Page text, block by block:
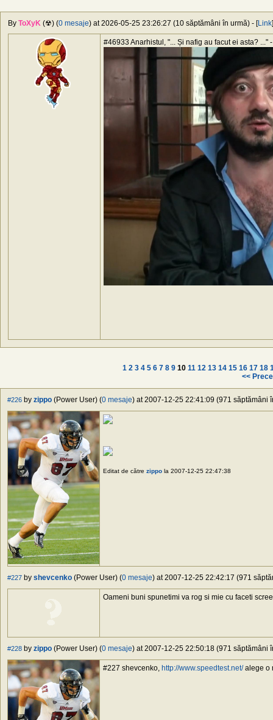
By ToXyK (☢) (0 mesaje) at 2026-05-25 23:26:27 (10 săptămâni în urmă) - [Link]
#46933 Anarhistul, "... Și nafig au facut ei asta? ..." -
1 2 3 4 5 6 7 8 9 10 11 12 13 14 15 16 17 18
<<
#226 by zippo (Power User) (0 mesaje) at 2007-12-25 22:41:09 (971 săptămâni
Editat de către zippo la 2007-12-25 22:47:38
#227 by shevcenko (Power User) (0 mesaje) at 2007-12-25 22:42:17 (971
Oameni buni spunetimi va rog si mie cu faceti
#228 by zippo (Power User) (0 mesaje) at 2007-12-25 22:50:18 (971 săptămâni
#227 shevcenko, http://www.speedtest.net/alege o